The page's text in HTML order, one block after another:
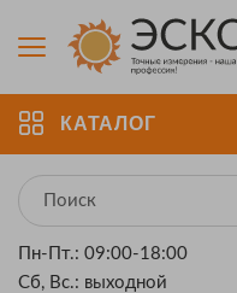
КАТАЛОГ
Пн-Пт.: 09:00-18:00
Сб, Вс.: выходной